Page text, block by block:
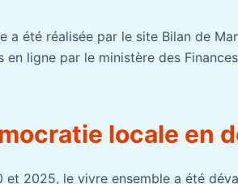
a été réalisée par le site Bilan de
en ligne par le ministère des
locale en
et 2025, le vivre ensemble a été